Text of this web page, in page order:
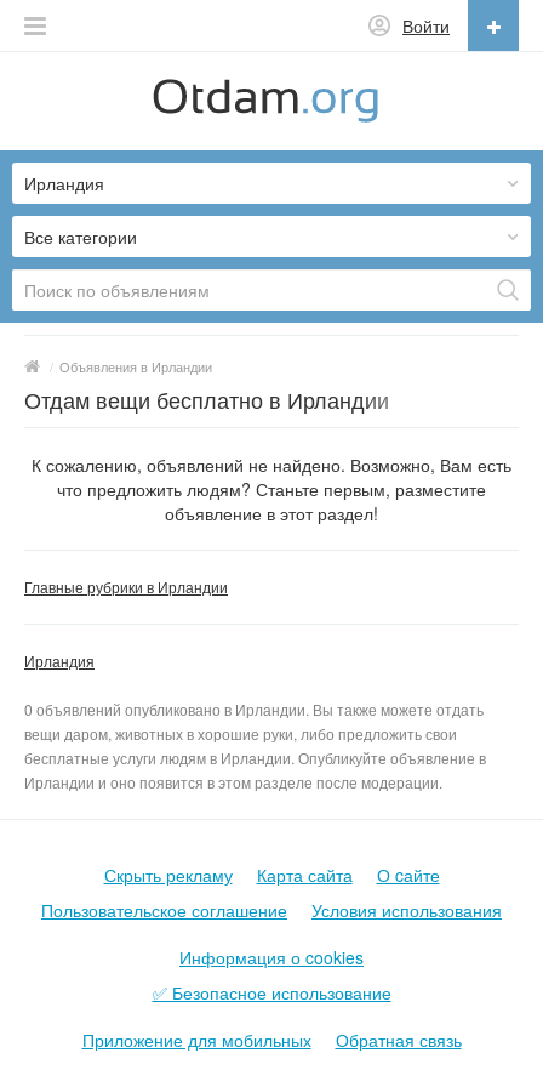
Войти
English
Русский
Українська
Все категории
Ирландия
/ Объявления в Ирландии
Отдам вещи бесплатно в Ирландии
К сожалению, объявлений не найдено. Возможно, Вам есть
что предложить людям? Станьте первым, разместите
объявление в этот раздел!
Главные рубрики в Ирландии
Ирландия
0 объявлений опубликовано в Ирландии. Вы также можете отдать
вещи даром, животных в хорошие руки, либо предложить свои
бесплатные услуги людям в Ирландии. Опубликуйте объявление в
Ирландии и оно появится в этом разделе после модерации.
Скрыть рекламу Карта сайта
О cайте
Пользовательское соглашение
Условия использования
Информация о cookies
✅ Безопасное использование
Приложение для мобильных
Обратная связь